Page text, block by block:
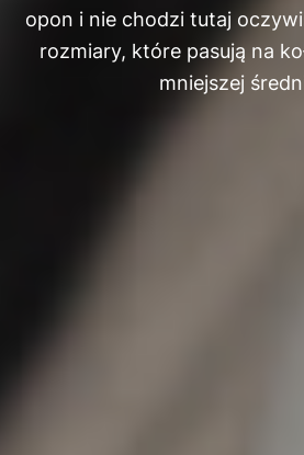
opon i nie chodzi tutaj
rozmiary, które pasują na
mniejszej